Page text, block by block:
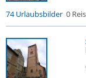
74 Urlaubsbilder 0